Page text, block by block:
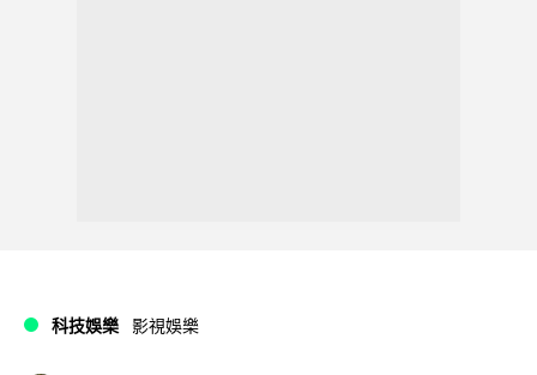
科技娛樂 影視娛樂